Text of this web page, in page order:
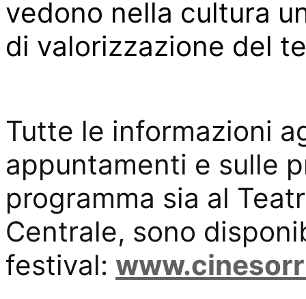
vedono nella cultura
di valorizzazione del
Tutte le informazioni
appuntamenti e sulle
programma sia al
Centrale, sono
festival: